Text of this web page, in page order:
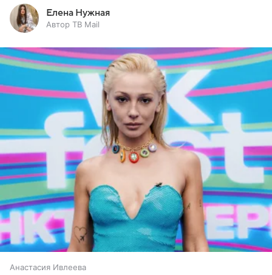
Елена Нужная
Автор ТВ Mail
Анастасия Ивлеева